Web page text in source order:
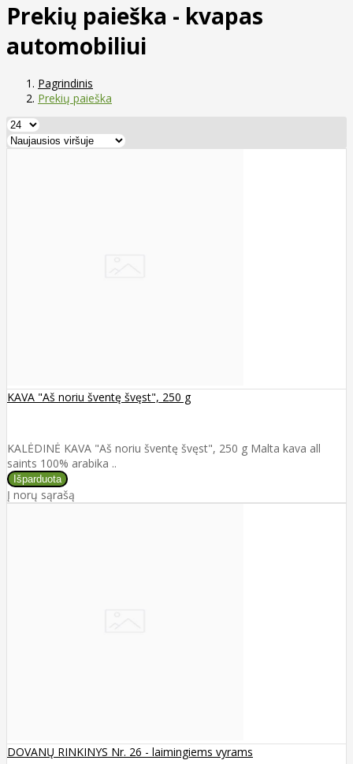
Prekių paieška - kvapas
automobiliui
Pagrindinis
Prekių paieška
KAVA "Aš noriu šventę švęst", 250 g
KALĖDINĖ KAVA "Aš noriu šventę švęst", 250 g Malta kava all
saints 100% arabika ..
Į norų sąrašą
DOVANŲ RINKINYS Nr. 26 - laimingiems vyrams